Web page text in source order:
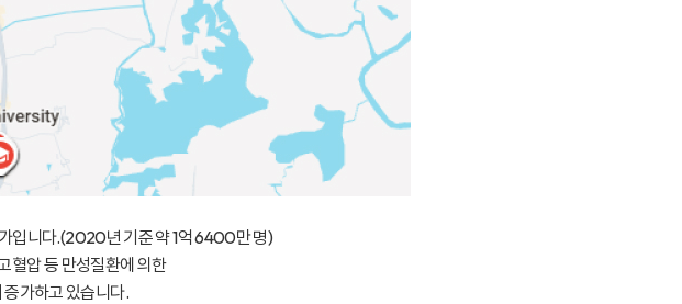
입니다.(2020년 기준 약 1억 6400만 명)
혈압 등 만성질환에 의한
가하고 있습니다.